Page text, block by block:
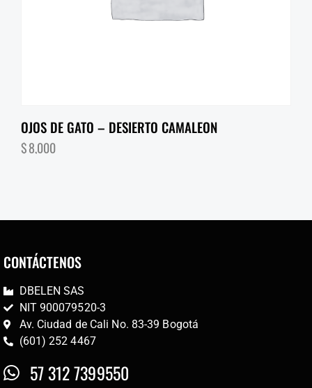
OJOS DE GATO – DESIERTO CAMALEON
$8,000
CONTÁCTENOS
DBELEN SAS
NIT 900079520-3
Av. Ciudad de Cali No. 83-39 Bogotá
(601) 252 4467
57 312 7399550